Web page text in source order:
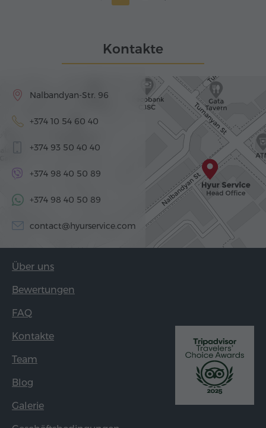
Kontakte
Nalbandyan-Str. 96
+374 10 54 60 40
+374 93 50 40 40
+374 98 40 50 89
+374 98 40 50 89
contact@hyurservice.com
Über uns
Bewertungen
FAQ
Kontakte
Team
Blog
Galerie